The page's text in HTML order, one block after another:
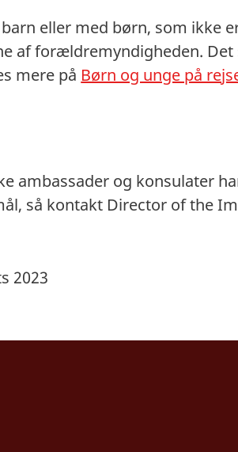
eller med børn, som ikke
af forældremyndigheden.
mere på Børn og unge på
ambassader og konsulater
så kontakt Director of the
2023